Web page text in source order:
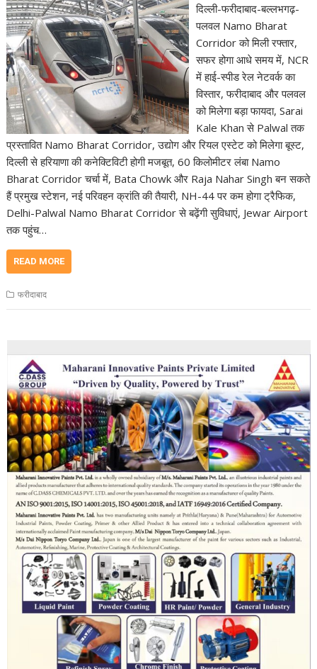
दिल्ली-फरीदाबाद-बल्लभगढ़-
पलवल Namo Bharat
Corridor को मिली रफ्तार,
सफर होगा आधे समय में, NCR
में हाई-स्पीड रेल नेटवर्क का
विस्तार, फरीदाबाद और पलवल
को मिलेगा बड़ा फायदा, Sarai
Kale Khan से Palwal तक
प्रस्तावित Namo Bharat Corridor, उद्योग और रियल एस्टेट को मिलेगा बूस्ट,
दिल्ली से हरियाणा की कनेक्टिविटी होगी मजबूत, 60 किलोमीटर लंबा Namo
Bharat Corridor चर्चा में, Bata Chowk और Raja Nahar Singh बन सकते
हैं प्रमुख स्टेशन, नई परिवहन क्रांति की तैयारी, NH-44 पर कम होगा ट्रैफिक,
Delhi-Palwal Namo Bharat Corridor से बढ़ेंगी सुविधाएं, Jewar Airport
तक पहुंच…
READ MORE
फरीदाबाद